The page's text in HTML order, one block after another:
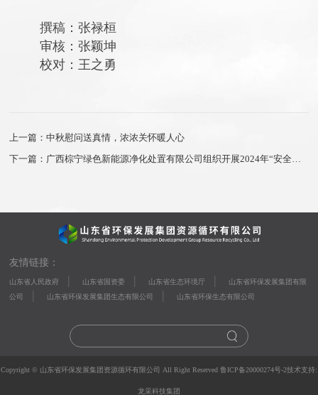
撰稿：张禄桓
审核：张颖坤
校对：王之勇
上一篇：中秋慰问送真情，浓浓关怀暖人心
下一篇：广西棕宁绿色新能源净化处置有限公司组织开展2024年“安全生产月”系列活动
友情链接：
山东省人民政府 | 山东省国资委 | 山东省生态环境厅 |
山东省环保发展集团有限
公司
| 山东省环保发展集团生态有限公司 | 山东省环保生态有限公司
Copyright © 山东省环保发展集团资源循环有限公司 All Right Reserved 鲁ICP备20000274号-2技术支持:
龙采科技集团